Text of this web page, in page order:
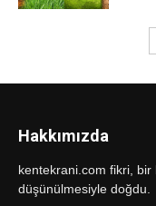
Hakkımızda
kentekrani.com fikri,
düşünülmesiyle doğdu.